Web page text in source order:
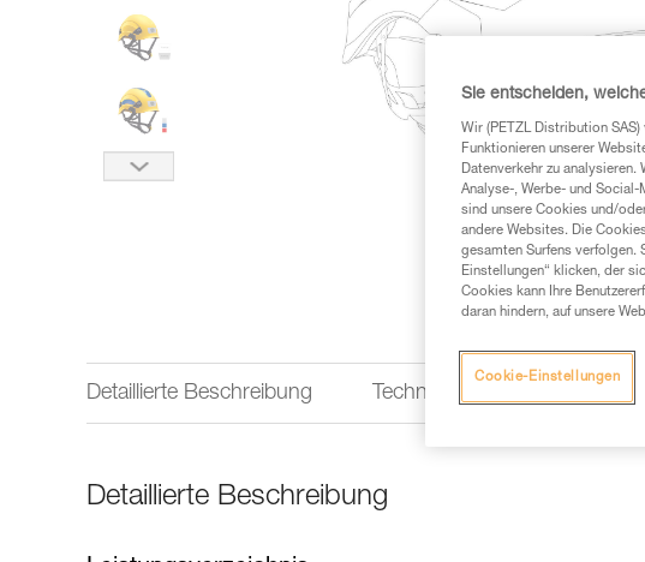
Detaillierte Beschreibung Technische Informationen
Detaillierte Beschreibung
Sie entscheiden,
Wir (PETZL Distribution
Funktionieren unserer
Datenverkehr zu
Analyse-, Werbe- und Social-
sind unsere Cookies und/
andere Websites. Die
gesamten Surfens verfolgen.
Einstellungen“ klicken, der
Cookies kann Ihre
daran hindern, auf unsere
Cookie-Einstellungen